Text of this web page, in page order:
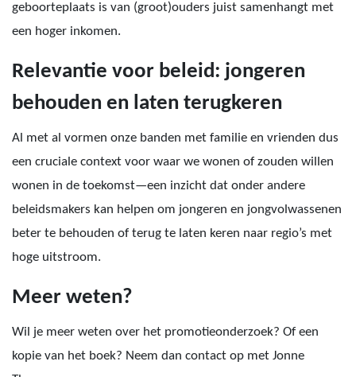
geboorteplaats is van (groot)ouders juist samenhangt met
een hoger inkomen.
Relevantie voor beleid: jongeren
behouden en laten terugkeren
Al met al vormen onze banden met familie en vrienden dus
een cruciale context voor waar we wonen of zouden willen
wonen in de toekomst—een inzicht dat onder andere
beleidsmakers kan helpen om jongeren en jongvolwassenen
beter te behouden of terug te laten keren naar regio’s met
hoge uitstroom.
Meer weten?
Wil je meer weten over het promotieonderzoek? Of een
kopie van het boek? Neem dan contact op met Jonne